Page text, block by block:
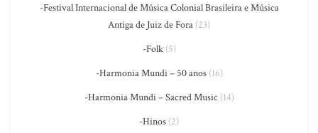
-Festival Internacional de Música Colonial Brasileira e Música
Antiga de Juiz de Fora (23)
-Folk(5)
-Harmonia Mundi – 50 anos(16)
-Harmonia Mundi – Sacred Music (14)
-Hinos (2)